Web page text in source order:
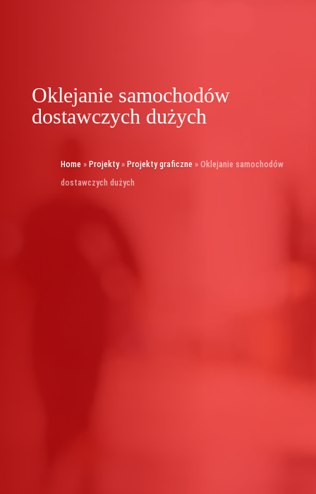
Oklejanie samochodów
dostawczych dużych
Home » Projekty » Projekty graficzne »Oklejanie samochodów
dostawczych dużych